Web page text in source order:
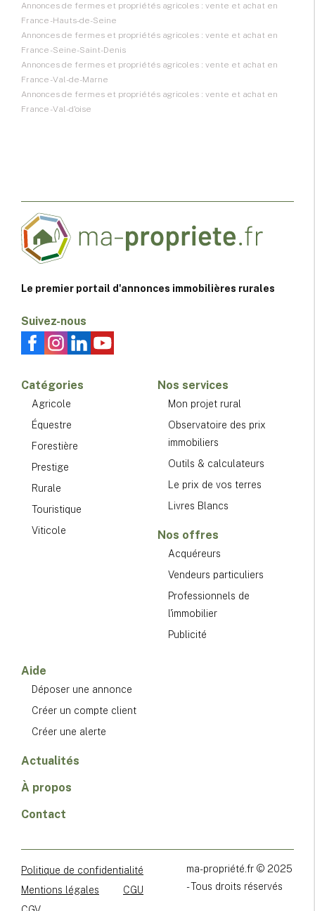
Annonces de fermes et propriétés agricoles : vente et achat en
France - Hauts-de-Seine
Annonces de fermes et propriétés agricoles : vente et achat en
France - Seine-Saint-Denis
Annonces de fermes et propriétés agricoles : vente et achat en
France - Val-de-Marne
Annonces de fermes et propriétés agricoles : vente et achat en
France - Val-d'oise
Le premier portail d'annonces immobilières rurales
Suivez-nous
Catégories
Agricole
Équestre
Forestière
Prestige
Rurale
Touristique
Viticole
Nos services
Mon projet rural
Observatoire des prix
immobiliers
Outils & calculateurs
Le prix de vos terres
Livres Blancs
Nos offres
Acquéreurs
Vendeurs particuliers
Professionnels de
l'immobilier
Publicité
Aide
Déposer une annonce
Créer un compte client
Créer une alerte
Actualités
À propos
Contact
Politique de confidentialité
Mentions légales
CGU
ma-propriété.fr © 2025
- Tous droits réservés